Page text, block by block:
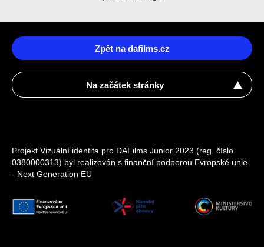
Zpět na dafilms.cz
Na začátek stránky
Projekt Vizuální identita pro DAFilms Junior 2023 (reg. číslo
0380000313) byl realizován s finanční podporou Evropské unie
- Next Generation EU